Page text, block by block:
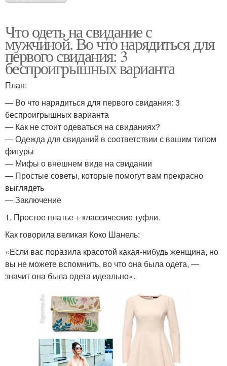
Что одеть на свидание с
мужчиной. Во что нарядиться для
первого свидания: 3
беспроигрышных варианта
План:
— Во что нарядиться для первого свидания: 3
беспроигрышных варианта
— Как не стоит одеваться на свиданиях?
— Одежда для свиданий в соответствии с вашим типом
фигуры
— Мифы о внешнем виде на свидании
— Простые советы, которые помогут вам прекрасно
выглядеть
— Заключение
1. Простое платье + классические туфли.
Как говорила великая Коко Шанель:
«Если вас поразила красотой какая-нибудь женщина, но
вы не можете вспомнить, во что она была одета, —
значит она была одета идеально».